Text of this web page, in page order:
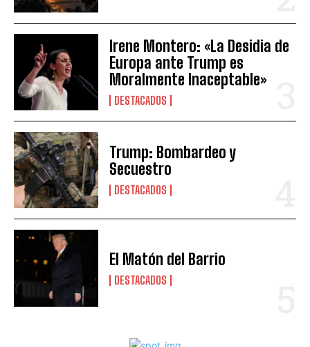
Irene Montero: «La Desidia de
Europa ante Trump es
Moralmente Inaceptable»
DESTACADOS
Trump: Bombardeo y
Secuestro
DESTACADOS
El Matón del Barrio
DESTACADOS